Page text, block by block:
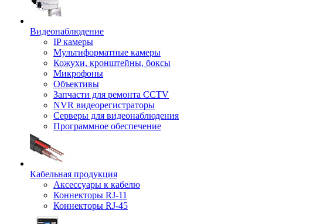
Видеонаблюдение
IP камеры
Мультиформатные камеры
Кожухи, кронштейны, боксы
Микрофоны
Объективы
Запчасти для ремонта CCTV
NVR видеорегистраторы
Серверы для видеонаблюдения
Программное обеспечение
Кабельная продукция
Аксессуары к кабелю
Коннекторы RJ-11
Коннекторы RJ-45